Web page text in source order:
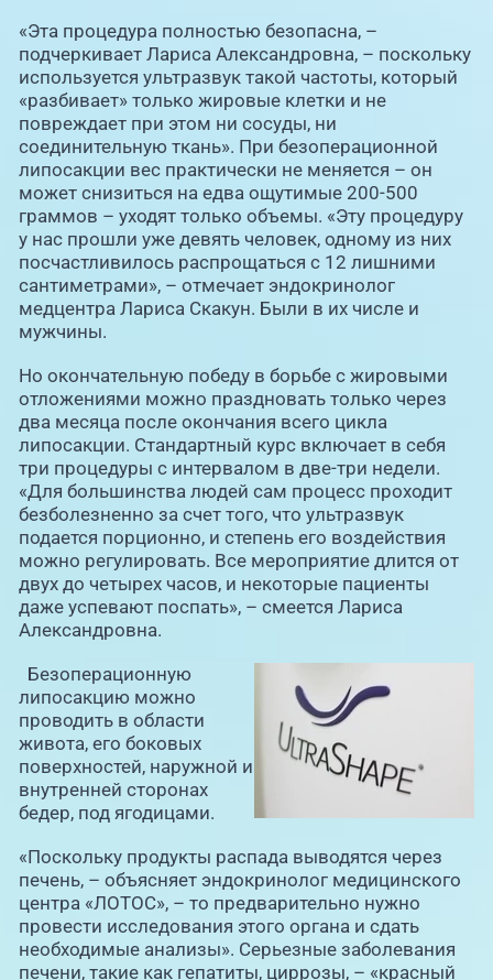
«Эта процедура полностью безопасна, –
подчеркивает Лариса Александровна, – поскольку
используется ультразвук такой частоты, который
«разбивает» только жировые клетки и не
повреждает при этом ни сосуды, ни
соединительную ткань». При безоперационной
липосакции вес практически не меняется – он
может снизиться на едва ощутимые 200-500
граммов – уходят только объемы. «Эту процедуру
у нас прошли уже девять человек, одному из них
посчастливилось распрощаться с 12 лишними
сантиметрами», – отмечает эндокринолог
медцентра Лариса Скакун. Были в их числе и
мужчины.
Но окончательную победу в борьбе с жировыми
отложениями можно праздновать только через
два месяца после окончания всего цикла
липосакции. Стандартный курс включает в себя
три процедуры с интервалом в две-три недели.
«Для большинства людей сам процесс проходит
безболезненно за счет того, что ультразвук
подается порционно, и степень его воздействия
можно регулировать. Все мероприятие длится от
двух до четырех часов, и некоторые пациенты
даже успевают поспать», – смеется Лариса
Александровна.
Безоперационную
липосакцию можно
проводить в области
живота, его боковых
поверхностей, наружной и
внутренней сторонах
бедер, под ягодицами.
«Поскольку продукты распада выводятся через
печень, – объясняет эндокринолог медицинского
центра «ЛОТОС», – то предварительно нужно
провести исследования этого органа и сдать
необходимые анализы». Серьезные заболевания
печени, такие как гепатиты, циррозы, – «красный